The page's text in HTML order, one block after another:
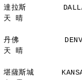
達拉斯
天 晴
丹佛
天 晴
堪薩斯城